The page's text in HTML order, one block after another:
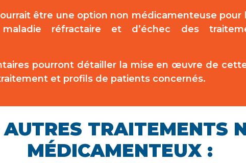
être une option non médicamenteuse
réfractaire et d’échec des
pourront détailler la mise en œuvre de
et profils de patients concernés.
AUTRES TRAITEMENTS
MÉDICAMENTEUX :